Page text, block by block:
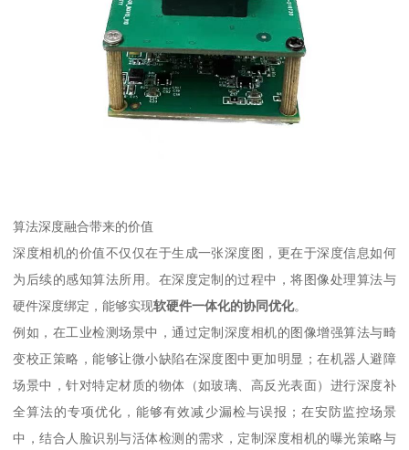
算法深度融合带来的价值
深度相机的价值不仅仅在于生成一张深度图，更在于深度信息如何
为后续的感知算法所用。在深度定制的过程中，将图像处理算法与
硬件深度绑定，能够实现软硬件一体化的协同优化。
例如，在工业检测场景中，通过定制深度相机的图像增强算法与畸
变校正策略，能够让微小缺陷在深度图中更加明显；在机器人避障
场景中，针对特定材质的物体（如玻璃、高反光表面）进行深度补
全算法的专项优化，能够有效减少漏检与误报；在安防监控场景
中，结合人脸识别与活体检测的需求，定制深度相机的曝光策略与